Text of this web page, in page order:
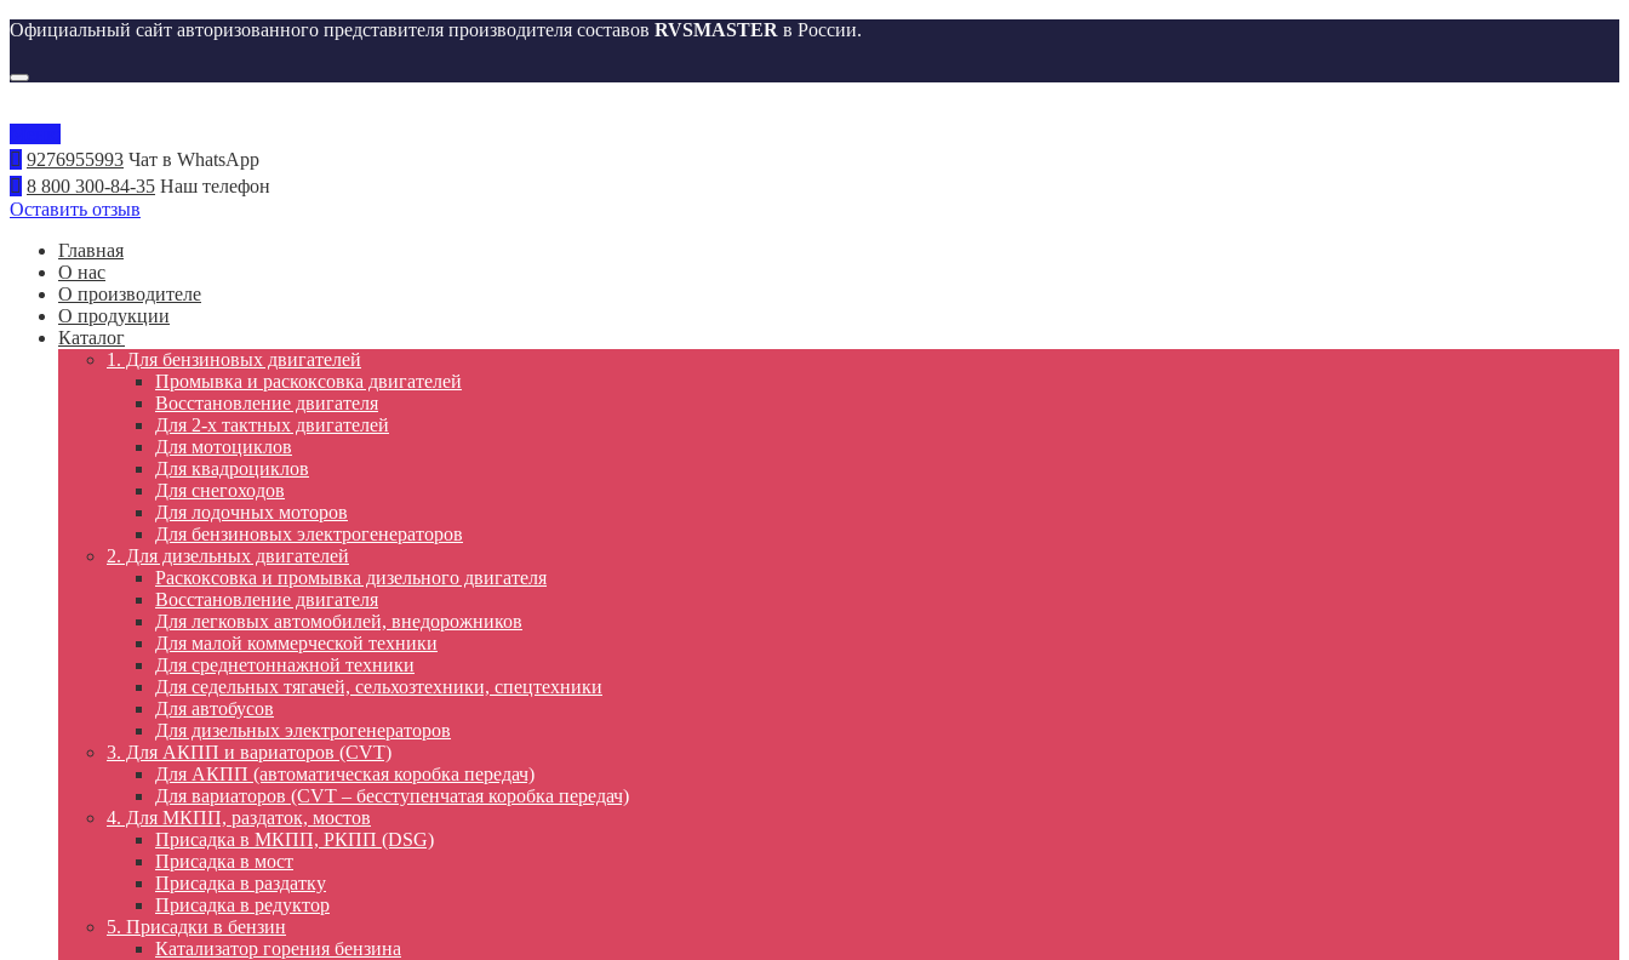
Официальный сайт авторизованного представителя производителя составов RVSMASTER в России.
9276955993 Чат в WhatsApp
8 800 300-84-35 Наш телефон
Оставить отзыв
Главная
О нас
О производителе
О продукции
Каталог
1. Для бензиновых двигателей
Промывка и раскоксовка двигателей
Восстановление двигателя
Для 2-х тактных двигателей
Для мотоциклов
Для квадроциклов
Для снегоходов
Для лодочных моторов
Для бензиновых электрогенераторов
2. Для дизельных двигателей
Раскоксовка и промывка дизельного двигателя
Восстановление двигателя
Для легковых автомобилей, внедорожников
Для малой коммерческой техники
Для среднетоннажной техники
Для седельных тягачей, сельхозтехники, спецтехники
Для автобусов
Для дизельных электрогенераторов
3. Для АКПП и вариаторов (CVT)
Для АКПП (автоматическая коробка передач)
Для вариаторов (CVT – бесступенчатая коробка передач)
4. Для МКПП, раздаток, мостов
Присадка в МКПП, РКПП (DSG)
Присадка в мост
Присадка в раздатку
Присадка в редуктор
5. Присадки в бензин
Катализатор горения бензина